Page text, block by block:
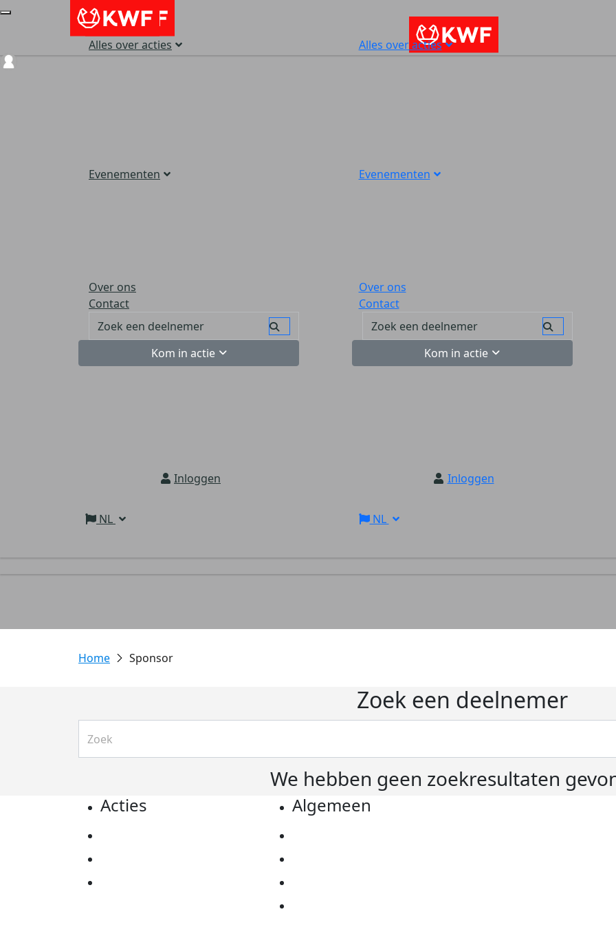
Alles over acties
Evenementen
Over ons
Contact
Kom in actie
Inloggen
NL
Alles over acties
Evenementen
Over ons
Contact
Kom in actie
Inloggen
NL
Sponsor
Zoek een deelnemer
We hebben geen zoekresultaten
Acties Algemeen